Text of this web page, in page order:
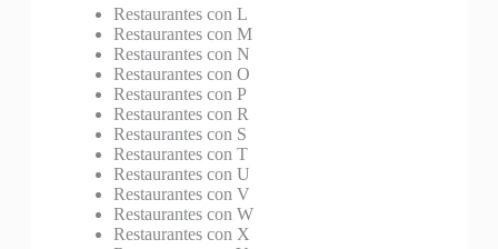
Restaurantes con L
Restaurantes con M
Restaurantes con N
Restaurantes con O
Restaurantes con P
Restaurantes con R
Restaurantes con S
Restaurantes con T
Restaurantes con U
Restaurantes con V
Restaurantes con W
Restaurantes con X